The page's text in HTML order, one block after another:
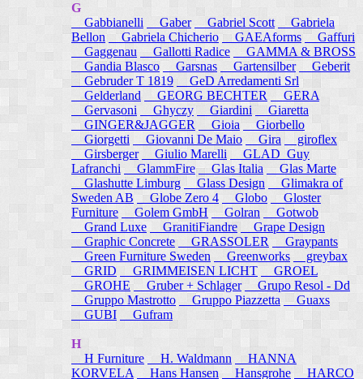
G
Gabbianelli
Gaber Gabriel Scott
Gabriela
Bellon
Gabriela Chicherio GAEAforms
Gaffuri
Gaggenau
Gallotti Radice
GAMMA & BROSS
Gandia Blasco
Garsnas Gartensilber
Geberit
Gebruder T 1819
GeD Arredamenti Srl
Gelderland
GEORG BECHTER
GERA
Gervasoni
Ghyczy Giardini
Giaretta
GINGER&JAGGER
Gioia
Giorbello
Giorgetti
Giovanni De Maio Gira
giroflex
Girsberger
Giulio Marelli
GLAD_Guy
Lafranchi
GlammFire Glas Italia
Glas Marte
Glashutte Limburg
Glass Design
Glimakra of
Sweden AB
Globe Zero 4 Globo
Gloster
Furniture
Golem GmbH Golran
Gotwob
Grand Luxe
GranitiFiandre
Grape Design
Graphic Concrete
GRASSOLER
Graypants
Green Furniture Sweden
Greenworks
greybax
GRID
GRIMMEISEN LICHT
GROEL
GROHE
Gruber + Schlager
Grupo Resol - Dd
Gruppo Mastrotto
Gruppo Piazzetta
Guaxs
GUBI
Gufram
H
H Furniture
H. Waldmann
HANNA
KORVELA
Hans Hansen Hansgrohe HARCO